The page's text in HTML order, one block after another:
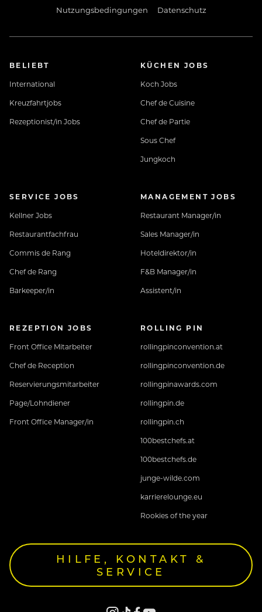
Unternehmen mit vielseitigen Arbeitsbereichen
Wohn-Schlafraum, W-LAN, TV...
Kostenfreie Mitarbeiterverpflegung - 7 Tage die
Woche, auch an arbeitsfreien Tagen
Partnern in der Region
13. Und 14. Entgelt aliquot nach KV
Bezahlung laut Kollektiv – Bereitschaft zur
https://www.neuhaus-zillertal.com/specials/karriere/
Interessiert? Dann zeig uns dein Potential und
bewirb dich jetzt!
Zusendung deiner vollständigen
Bewerbungsunterlagen per E-Mail an
j.moigg@neuhaus-zillertal.com oder
Nutzungsbedingungen
Datenschutz
BELIEBT
International
Kreuzfahrtjobs
Rezeptionist/in Jobs
KÜCHEN JOBS
Koch Jobs
Chef de Cuisine
Chef de Partie
Sous Chef
Jungkoch
SERVICE JOBS
Kellner Jobs
Restaurantfachfrau
Commis de Rang
Chef de Rang
Barkeeper/in
MANAGEMENT JOBS
Restaurant Manager/in
Sales Manager/in
Hoteldirektor/in
F&B Manager/in
Assistent/in
REZEPTION JOBS
Front Office Mitarbeiter
Chef de Reception
Reservierungsmitarbeiter
Page/Lohndiener
Front Office Manager/in
ROLLING PIN
rollingpinconvention.at
rollingpinconvention.de
rollingpinawards.com
rollingpin.de
rollingpin.ch
100bestchefs.at
100bestchefs.de
junge-wilde.com
karrierelounge.eu
Rookies of the year
HILFE, KONTAKT &
SERVICE